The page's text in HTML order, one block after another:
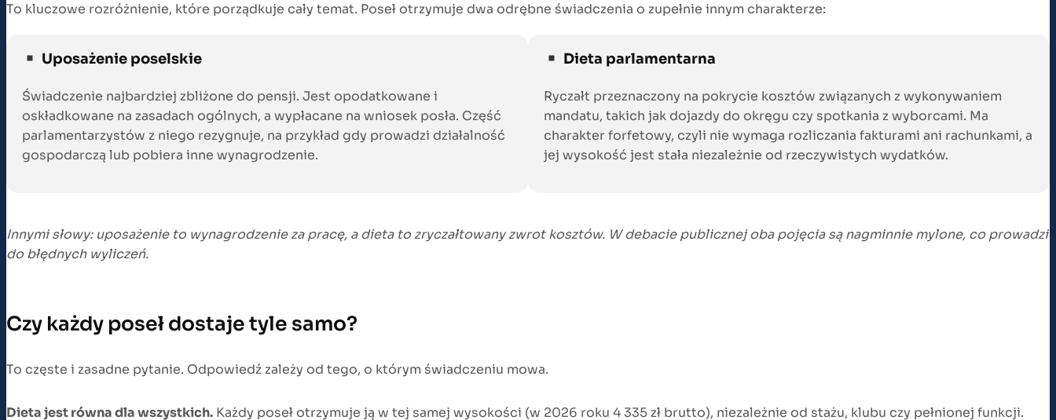
To kluczowe rozróżnienie, które porządkuje cały temat. Poseł otrzymuje dwa odrębne świadczenia o zupełnie innym charakterze:
Uposażenie poselskie
Świadczenie najbardziej zbliżone do pensji. Jest opodatkowane i
oskładkowane na zasadach ogólnych, a wypłacane na wniosek posła. Część
parlamentarzystów z niego rezygnuje, na przykład gdy prowadzi działalność
gospodarczą lub pobiera inne wynagrodzenie.
Dieta parlamentarna
Ryczałt przeznaczony na pokrycie kosztów związanych z wykonywaniem
mandatu, takich jak dojazdy do okręgu czy spotkania z wyborcami. Ma
charakter forfetowy, czyli nie wymaga rozliczania fakturami ani rachunkami, a
jej wysokość jest stała niezależnie od rzeczywistych wydatków.
Innymi słowy: uposażenie to wynagrodzenie za pracę, a dieta to zryczałtowany zwrot kosztów. W debacie publicznej oba pojęcia są nagminnie mylone, co prowadzi
do błędnych wyliczeń.
Czy każdy poseł dostaje tyle samo?
To częste i zasadne pytanie. Odpowiedź zależy od tego, o którym świadczeniu mowa.
Dieta jest równa dla wszystkich. Każdy poseł otrzymuje ją w tej samej wysokości (w 2026 roku 4 335 zł brutto), niezależnie od stażu, klubu czy pełnionej funkcji.